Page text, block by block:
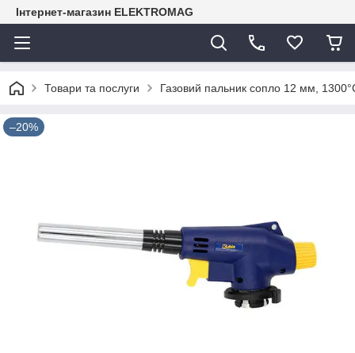
Інтернет-магазин ELEKTROMAG
Товари та послуги Газовий пальник сопло 12 мм,
–20%